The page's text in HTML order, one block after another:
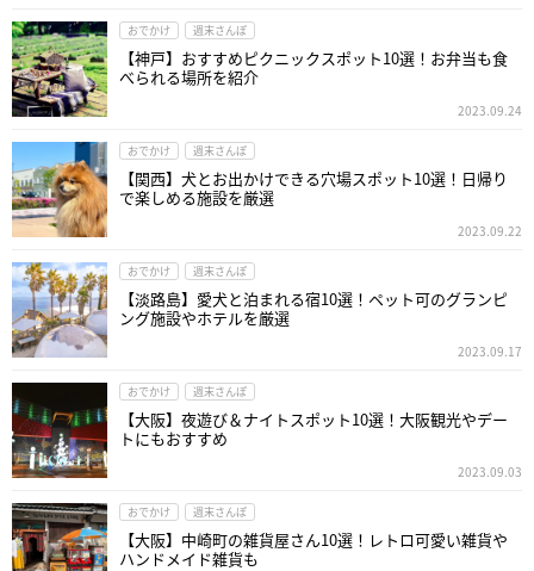
おでかけ 週末さんぽ
【神戸】おすすめピクニックスポット10選！お弁当も食
べられる場所を紹介
2023.09.24
おでかけ 週末さんぽ
【関西】犬とお出かけできる穴場スポット10選！日帰り
で楽しめる施設を厳選
2023.09.22
おでかけ 週末さんぽ
【淡路島】愛犬と泊まれる宿10選！ペット可のグランピ
ング施設やホテルを厳選
2023.09.17
おでかけ 週末さんぽ
【大阪】夜遊び＆ナイトスポット10選！大阪観光やデー
トにもおすすめ
2023.09.03
おでかけ 週末さんぽ
【大阪】中崎町の雑貨屋さん10選！レトロ可愛い雑貨や
ハンドメイド雑貨も